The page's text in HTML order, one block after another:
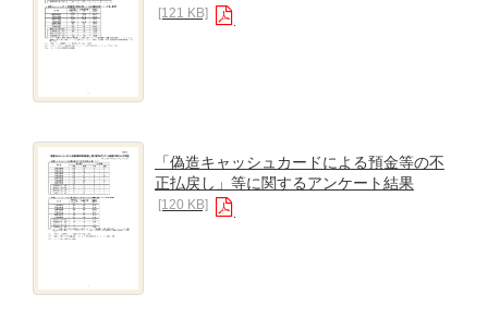
[121 KB]
「偽造キャッシュカードによる預金等の不
正払戻し」等に関するアンケート結果
[120 KB]